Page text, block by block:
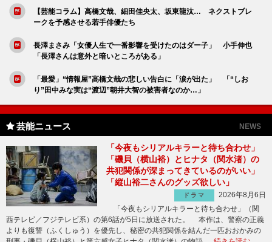
【芸能コラム】高橋文哉、細田佳央太、坂東龍汰… ネクストブレ
ークを予感させる若手俳優たち
長澤まさみ「女優人生で一番影響を受けたのはダー子」 小手伸也
「長澤さんは意外と暗いところがある」
「最愛」“情報屋”高橋文哉の悲しい告白に「涙が出た」 「“しお
り”田中みな実は“渡辺”朝井大智の被害者なのか…」
芸能ニュース NEWS
「今夜もシリアルキラーと待ち合わせ」
「磯貝（横山裕）とヒナタ（関水渚）の
共犯関係が深まってきているのがいい」
「縦山裕二さんのグッズ欲しい」
ドラマ
2026年8月6日
「今夜もシリアルキラーと待ち合わせ」（関
西テレビ／フジテレビ系）の第6話が5日に放送された。 本作は、警察の正義
よりも復讐（ふくしゅう）を優先し、秘密の共犯関係を結んだ一匹おおかみの